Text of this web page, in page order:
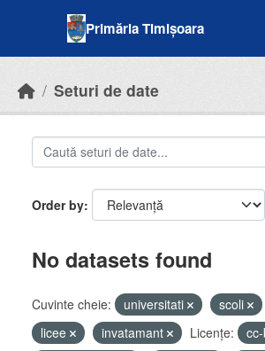
Primăria Timișoara
Seturi de date
Order by
No datasets found
Cuvinte cheie: universitati scoli
licee
invatamant Licenţe: